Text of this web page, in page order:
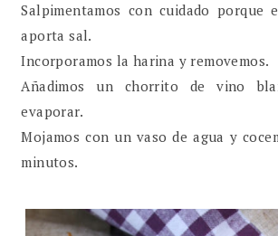
Salpimentamos con cuidado porque
aporta sal.
Incorporamos la harina y removemos.
Añadimos un chorrito de vino
evaporar.
Mojamos con un vaso de agua y
minutos.